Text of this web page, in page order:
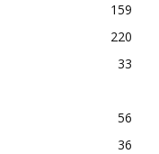
159
220
33
56
36